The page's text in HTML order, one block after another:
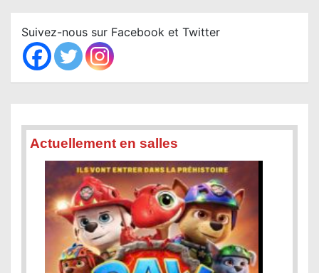
c
h
Suivez-nous sur Facebook et Twitter
Actuellement en salles